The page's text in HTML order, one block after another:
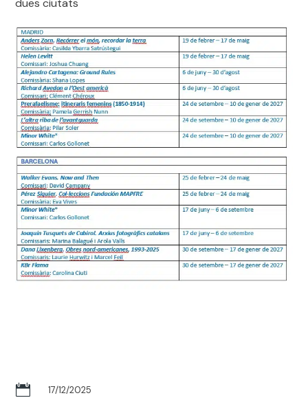
 17/12/2025